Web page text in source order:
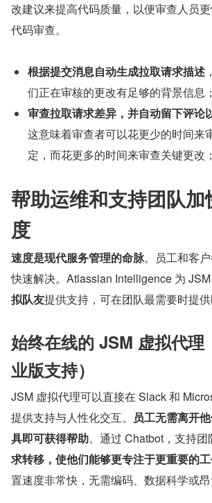
改建议来提高代码质量，以便审查人员
代码审查。
根据提交消息自动生成拉取请求描述
们正在审核的更改有足够的背景信息；
审查拉取请求差异，并自动留下评论
这意味着审查者可以花更少的时间来
定，而花更多的时间来审查关键更改；
帮助运维和支持团队加
度
速度是现代服务管理的命脉。员工和客
快速解决。Atlassian Intelligence 为 JSM
拟队友提供支持，可在团队最需要时提供
始终在线的 JSM 虚拟代理
业版支持）
JSM 虚拟代理可以直接在 Slack 和
提供支持与人性化交互。
员工无需离开
具即可获得帮助。通过 Chatbot，支持团
求转移，使他们能够更专注于更重要的
置速度非常快，无需编码、数据科学或昂